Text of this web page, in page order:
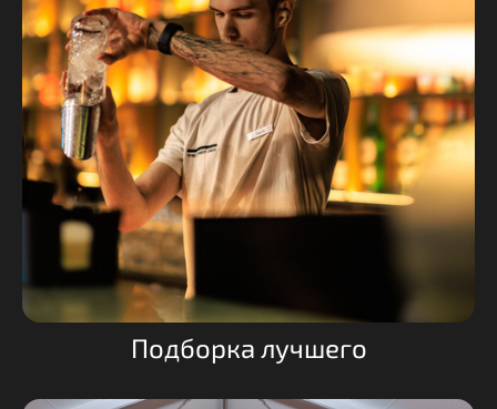
Подборка лучшего